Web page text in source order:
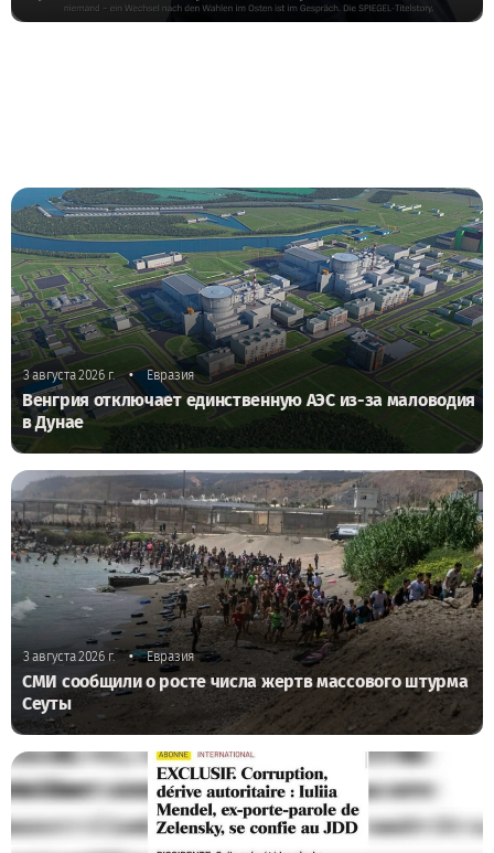
3 августа 2026 г. • Евразия
Венгрия отключает единственную АЭС из-за маловодия
в Дунае
3 августа 2026 г. • Евразия
СМИ сообщили о росте числа жертв массового штурма
Сеуты